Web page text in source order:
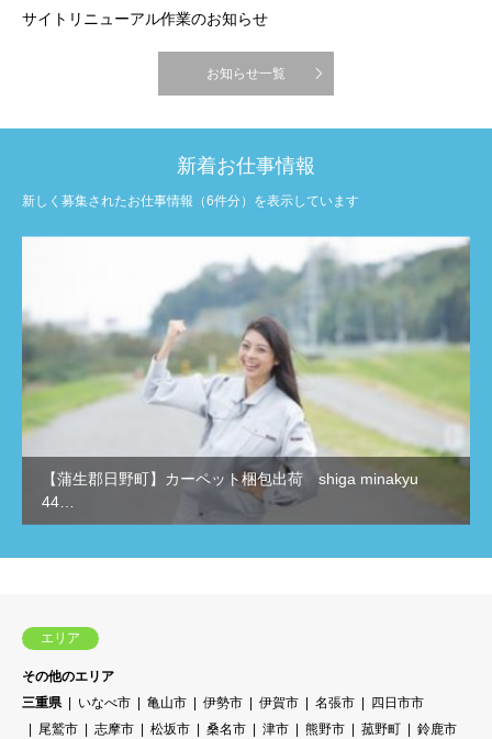
サイトリニューアル作業のお知らせ
お知らせ一覧
新着お仕事情報
新しく募集されたお仕事情報（6件分）を表示しています
【蒲生郡日野町】カーペット梱包出荷 shiga minakyu
44…
エリア
その他のエリア
三重県
いなべ市 亀山市 伊勢市 伊賀市 名張市
四日市市
尾鷲市
志摩市 松坂市 桑名市 津市 熊野市 菰野町
鈴鹿市